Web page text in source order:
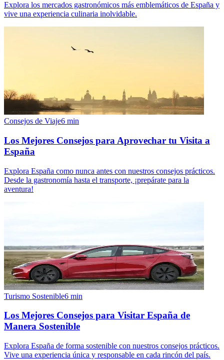
Explora los mercados gastronómicos más emblemáticos de España y
vive una experiencia culinaria inolvidable.
Consejos de Viaje6 min
Los Mejores Consejos para Aprovechar tu Visita a
España
Explora España como nunca antes con nuestros consejos prácticos.
Desde la gastronomía hasta el transporte, ¡prepárate para la
aventura!
Turismo Sostenible6 min
Los Mejores Consejos para Visitar España de
Manera Sostenible
Explora España de forma sostenible con nuestros consejos prácticos.
Vive una experiencia única y responsable en cada rincón del país.